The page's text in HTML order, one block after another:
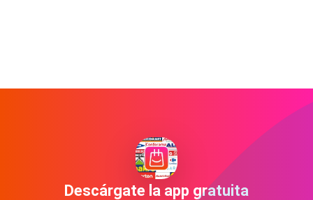
Descárgate la app gratuita